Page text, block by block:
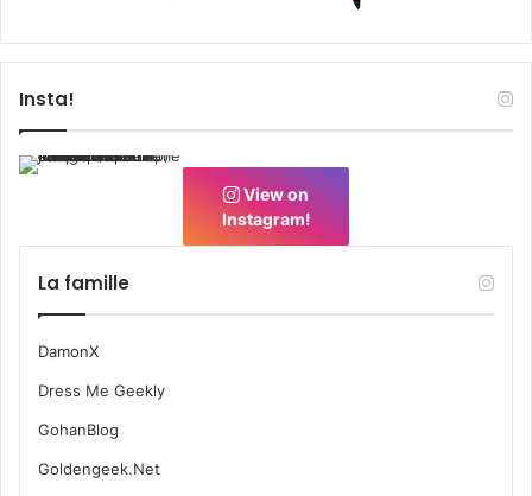
Insta!
View on
Instagram!
La famille
DamonX
Dress Me Geekly
GohanBlog
Goldengeek.Net